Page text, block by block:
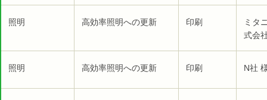
照明 高効率照明への更新 印刷
ミタ
式会
照明 高効率照明への更新 印刷 N社